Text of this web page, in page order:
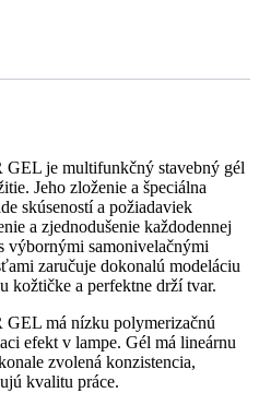
je multifunkčný stavebný gél
Jeho zloženie a špeciálna
skúseností a požiadaviek
a zjednodušenie každodennej
výbornými samonivelačnými
zaručuje dokonalú modeláciu
kožtičke a perfektne drží tvar.
má nízku polymerizačnú
efekt v lampe. Gél má lineárnu
zvolená konzistencia,
kvalitu práce.